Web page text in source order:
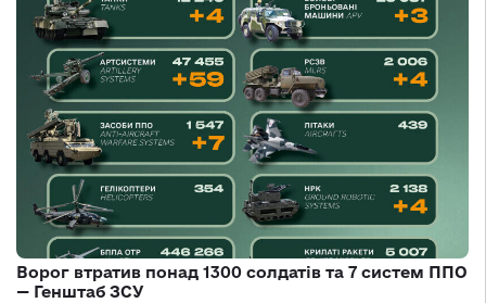
Ворог втратив понад 1300 солдатів та 7 систем ППО
— Генштаб ЗСУ